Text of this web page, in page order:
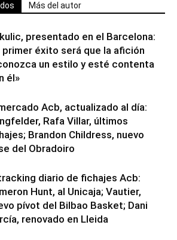
Más del autor
presentado en el Barcelona:
primer éxito será que la afición
un estilo y esté contenta
él»
Acb, actualizado al día:
Rafa Villar, últimos
Brandon Childress, nuevo
del Obradoiro
diario de fichajes Acb:
Hunt, al Unicaja; Vautier,
pívot del Bilbao Basket; Dani
renovado en Lleida